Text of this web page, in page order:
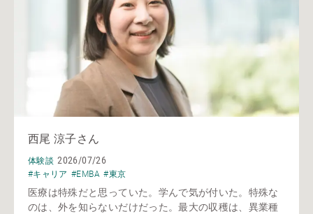
西尾 涼子さん
体験談 2026/07/26
#キャリア #EMBA #東京
医療は特殊だと思っていた。学んで気が付いた。特殊な
のは、外を知らないだけだった。最大の収穫は、異業種